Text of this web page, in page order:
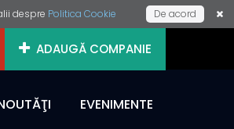
despre Politica Cookie De acord
ADAUGĂ COMPANIE
EVENIMENTE